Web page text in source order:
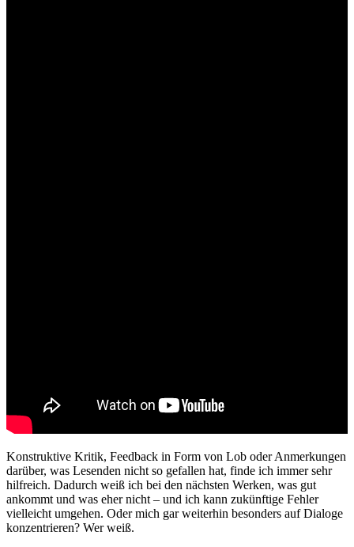
Konstruktive Kritik, Feedback in Form von Lob oder Anmerkungen
darüber, was Lesenden nicht so gefallen hat, finde ich immer sehr
hilfreich. Dadurch weiß ich bei den nächsten Werken, was gut
ankommt und was eher nicht – und ich kann zukünftige Fehler
vielleicht umgehen. Oder mich gar weiterhin besonders auf Dialoge
konzentrieren? Wer weiß.